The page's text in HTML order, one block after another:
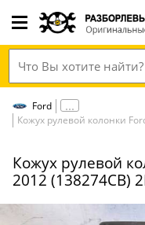
Ford
Кожух рулевой колонки
Кожух рулевой
2012 (138274СВ)